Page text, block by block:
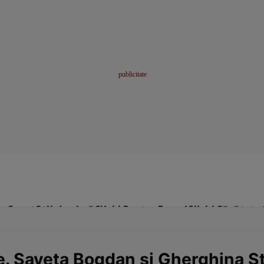
SportStil de viațăClick! Pentru FemeiClick! Sănătate
Saveta Bogdan și Gherghina